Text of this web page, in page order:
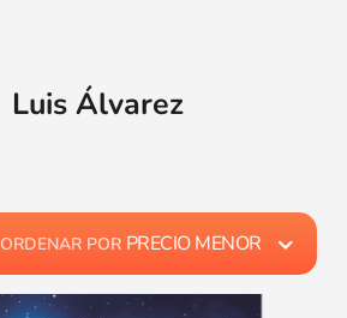
Luis Álvarez
ORDENAR POR PRECIO MENOR